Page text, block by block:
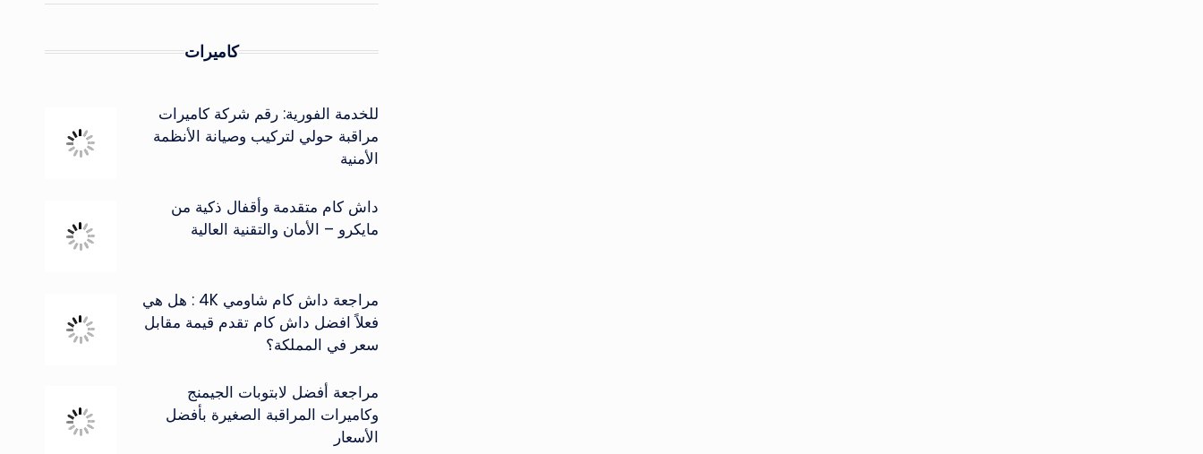
كاميرات
للخدمة الفورية: رقم شركة كاميرات
مراقبة حولي لتركيب وصيانة الأنظمة
الأمنية
داش كام متقدمة وأقفال ذكية من
مايكرو – الأمان والتقنية العالية
مراجعة داش كام شاومي 4K : هل هي
فعلاً افضل داش كام تقدم قيمة مقابل
سعر في المملكة؟
مراجعة أفضل لابتوبات الجيمنج
وكاميرات المراقبة الصغيرة بأفضل
الأسعار